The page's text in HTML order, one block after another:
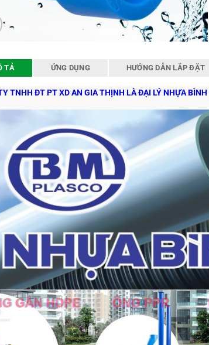
TẢ ỨNG DỤNG HƯỚNG DẪN LẮP ĐẶT
TNHH ĐT PT XD AN GIA THỊNH LÀ ĐẠI LÝ NHỰA